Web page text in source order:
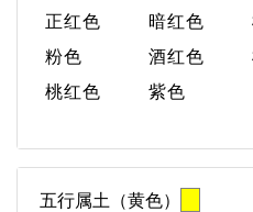
正红色 暗红色
粉色
酒红色
桃红色
紫色
五行属土（黄色）